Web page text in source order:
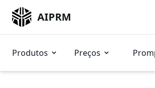
AIPRM
Produtos Preços